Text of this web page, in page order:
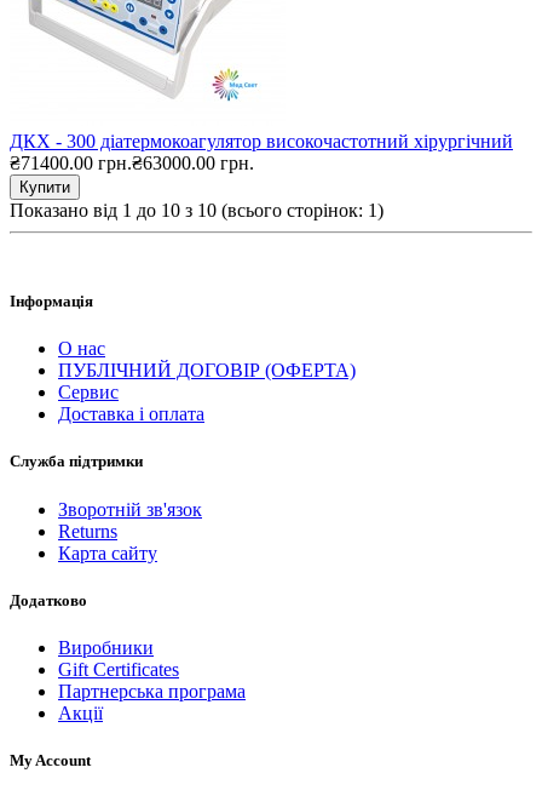
ДКХ - 300 діатермокоагулятор високочастотний хірургічний
₴71400.00 грн.₴63000.00 грн.
Купити
Показано від 1 до 10 з 10 (всього сторінок: 1)
Інформація
О нас
ПУБЛІЧНИЙ ДОГОВІР (ОФЕРТА)
Сервис
Доставка і оплата
Служба підтримки
Зворотній зв'язок
Returns
Карта сайту
Додатково
Виробники
Gift Certificates
Партнерська програма
Акції
My Account